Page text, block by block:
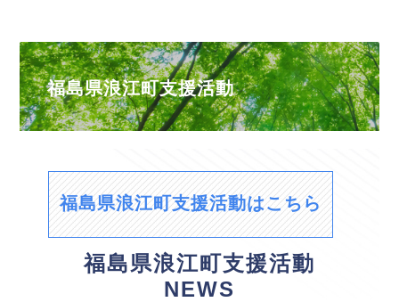
福島県浪江町支援活動
福島県浪江町支援活動はこちら
福島県浪江町支援活動
NEWS